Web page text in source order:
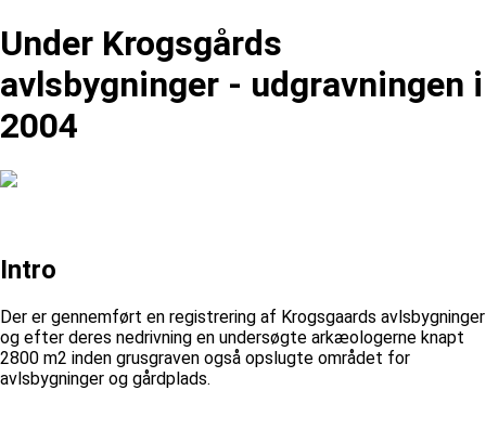
Under Krogsgårds
avlsbygninger - udgravningen i
2004
Intro
Der er gennemført en registrering af Krogsgaards avlsbygninger
og efter deres nedrivning en undersøgte arkæologerne knapt
2800 m2 inden grusgraven også opslugte området for
avlsbygninger og gårdplads.